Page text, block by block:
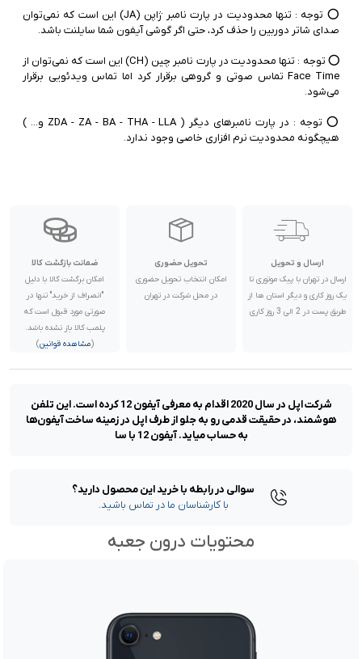
⭕️ توجه :‌ تنها محدودیت در پارت نامبر ژاپن (JA) این است که نمی‌توان
⭕️ توجه :‌ تنها محدودیت در پارت نامبر چین (CH) این است که نمی‌توان از
Face Time تماس صوتی و گروهی برقرار کرد اما تماس ویدئویی برقرار
⭕️ توجه :‌ در پارت نامبرهای دیگر ( ZDA - ZA - BA - THA - LLA و... )
هیچگونه محدودیت نرم افزاری خاصی وجود ندارد.
ارسال و تحویل
ارسال در تهران با پیک موتوری تا
یک روز کاری و دیگر استان ها از
طریق پست در 2 الی 3 روز کاری
تحویل حضوری
امکان انتخاب تحویل حضوری
در محل شرکت در تهران
ضمانت بازگشت کالا
امکان برگشت کالا با دلیل
"انصراف از خرید" تنها در
صورتی مورد قبول است که
پلمب کالا باز نشده باشد.
(مشاهده قوانین)
شرکت اپل در سال 2020 اقدام به معرفی آیفون 12 کرده است. این تلفن
هوشمند، در حقیقت قدمی رو به جلو از طرف اپل در زمینه ساخت آیفون‌ها
به حساب میاید. آیفون 12 با سا
سوالی در رابطه با خرید این محصول دارید؟
با کارشناسان ما در تماس باشید.
محتویات درون جعبه